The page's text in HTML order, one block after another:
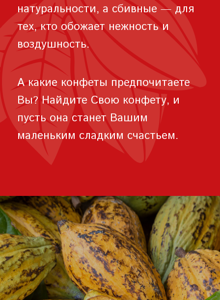
натуральности, а сбивные — для
тех, кто обожает нежность и
воздушность.
А какие конфеты предпочитаете
Вы? Найдите Свою конфету, и
пусть она станет Вашим
маленьким сладким счастьем.